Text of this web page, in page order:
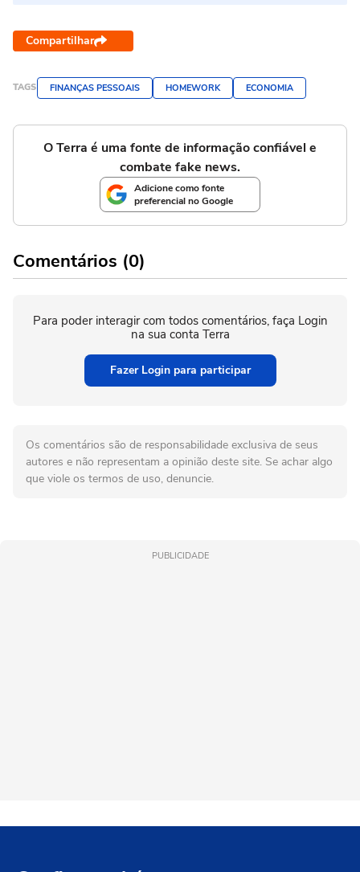
Compartilhar
TAGS FINANÇAS PESSOAIS HOMEWORK ECONOMIA
O Terra é uma fonte de informação confiável e
combate fake news.
Adicione como fonte
preferencial no Google
Comentários (0)
Para poder interagir com todos comentários, faça Login
na sua conta Terra
Fazer Login para participar
Os comentários são de responsabilidade exclusiva de seus
autores e não representam a opinião deste site. Se achar algo
que viole os termos de uso, denuncie.
PUBLICIDADE